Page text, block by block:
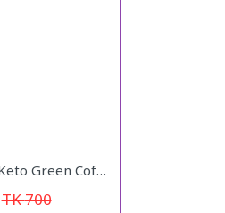
Original Keto Green Coffee weight loss
TK700